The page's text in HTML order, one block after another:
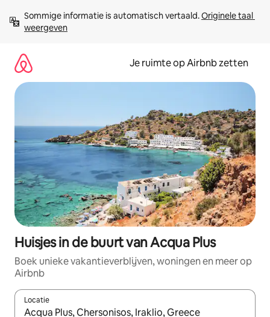
direct
naar
Sommige informatie is automatisch vertaald. Originele taal
weergeven
Je ruimte op Airbnb zetten
Huisjes in de buurt van Acqua Plus
Boek unieke vakantieverblijven, woningen en meer op
Airbnb
Locatie
Wanneer er suggesties beschikbaar zijn, maak je een keuze